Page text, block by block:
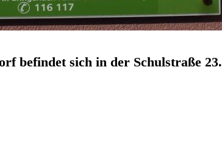
befindet sich in der Schulstraße 23.